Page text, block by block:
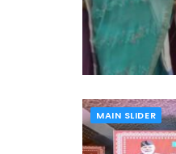
MAIN SLIDER